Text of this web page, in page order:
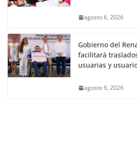
agosto 6, 2026
Gobierno del
facilitará
usuarias y
agosto 6, 2026